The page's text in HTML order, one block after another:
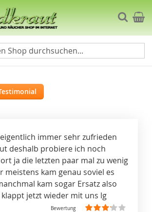
Suche
Mein
immer sehr zufrieden
deshalb probiere ich noch
ja die letzten paar mal zu wenig
meistens kam genau soviel es
kam sogar Ersatz also
jetzt wieder mit uns lg
Bewertung